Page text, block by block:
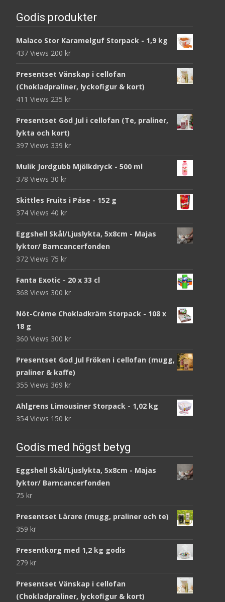
Godis produkter
Malaco Stor Karamelguf Storpack - 1,9 kg
437 Views 200 kr
Presentset Vänskap i cellofan
(Chokladpraliner, lyckofigur & kort)
411 Views 235 kr
Presentset God Jul i cellofan (Te, praliner,
lykta och kort)
397 Views 339 kr
Mulik Jordgubb Mjölkdryck - 500 ml
378 Views 30 kr
Skittles Fruits i Påse - 152 g
374 Views 40 kr
Eggshell Skål/Ljuslykta, 5x8cm - Majas
lyktor/ Barncancerfonden
372 Views 75 kr
Fanta Exotic - 20 x 33 cl
368 Views 300 kr
Nöt-Créme Chokladkräm Storpack - 108 x
18 g
360 Views 300 kr
Presentset God Jul Fröken i cellofan (mugg,
praliner & kaffe)
355 Views 369 kr
Ahlgrens Limousiner Storpack - 1,02 kg
354 Views 150 kr
Godis med högst betyg
Eggshell Skål/Ljuslykta, 5x8cm - Majas
lyktor/ Barncancerfonden
75 kr
Presentset Lärare (mugg, praliner och te)
359 kr
Presentkorg med 1,2 kg godis
279 kr
Presentset Vänskap i cellofan
(Chokladpraliner, lyckofigur & kort)